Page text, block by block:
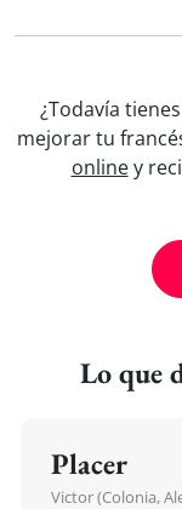
¿Todavía
mejorar tu
onliney
Lo que
Placer
Victor (Colonia,